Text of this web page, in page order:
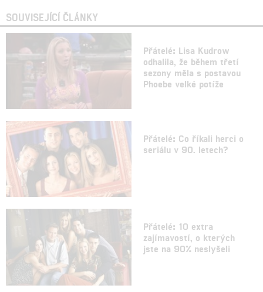
SOUVISEJÍCÍ ČLÁNKY
Přátelé: Lisa Kudrow
odhalila, že během třetí
sezony měla s postavou
Phoebe velké potíže
Přátelé: Co říkali herci o
seriálu v 90. letech?
Přátelé: 10 extra
zajímavostí, o kterých
jste na 90% neslyšeli